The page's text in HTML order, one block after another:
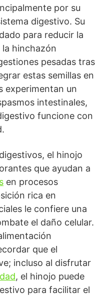
por su
digestivo. Su
para reducir la
hinchazón
pesadas tras
estas semillas en
experimentan un
intestinales,
funcione con
el hinojo
que ayudan a
en procesos
rica en
le confiere una
el daño celular.
que el
incluso al disfrutar
, el hinojo puede
para facilitar el